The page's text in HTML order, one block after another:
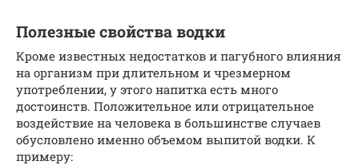
Полезные свойства водки
Кроме известных недостатков и пагубного влияния
на организм при длительном и чрезмерном
употреблении, у этого напитка есть много
достоинств. Положительное или отрицательное
воздействие на человека в большинстве случаев
обусловлено именно объемом выпитой водки. К
примеру: